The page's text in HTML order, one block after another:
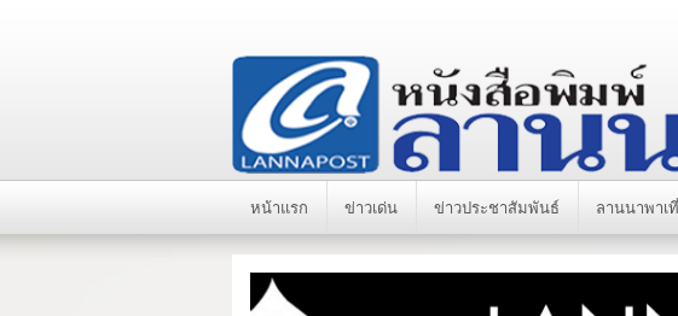
หน้าแรก ข่าวเด่น ข่าวประชาสัมพันธ์ ลานนาพาเ